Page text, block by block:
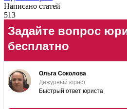
Написано статей
513